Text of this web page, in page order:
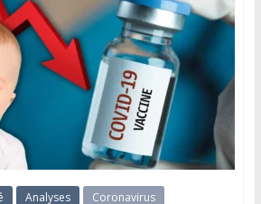
Analyses Coronavirus